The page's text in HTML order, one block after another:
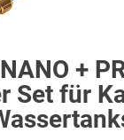
+
Set für